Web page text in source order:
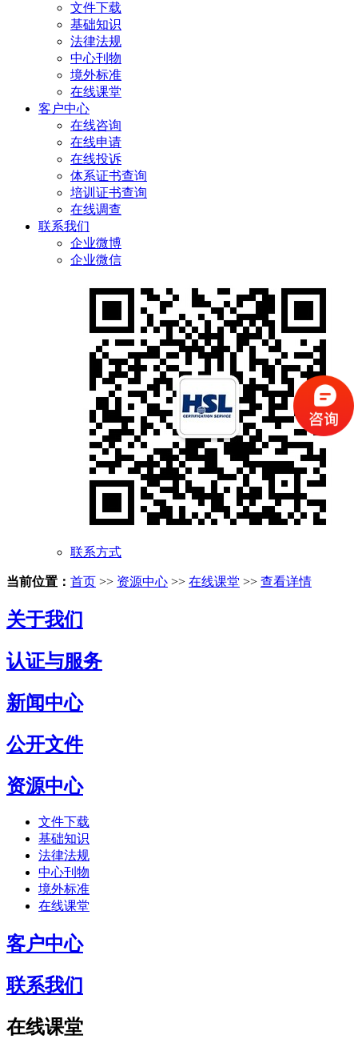
文件下载
基础知识
法律法规
中心刊物
境外标准
在线课堂
客户中心
在线咨询
在线申请
在线投诉
体系证书查询
培训证书查询
在线调查
联系我们
企业微博
企业微信
联系方式
当前位置： 首页 >> 资源中心 >> 在线课堂 >> 查看详情
关于我们
认证与服务
新闻中心
公开文件
资源中心
文件下载
基础知识
法律法规
中心刊物
境外标准
在线课堂
客户中心
联系我们
在线课堂